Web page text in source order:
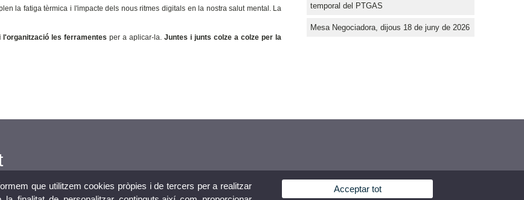
la fatiga tèrmica i l'impacte dels nous ritmes digitals en la nostra salut mental. La
les ferramentes per a aplicar-la.Juntes i junts colze a colze per la
temporal del PTGAS
Mesa Negociadora, dijous 18 de juny de 2026
que utilitzem cookies pròpies i de tercers per a realitzar
Acceptar tot